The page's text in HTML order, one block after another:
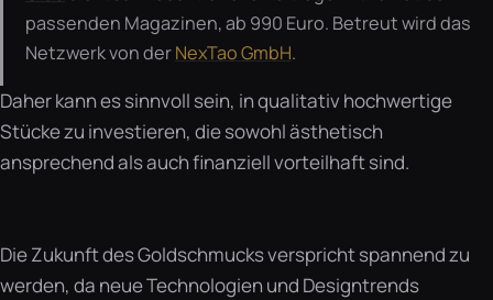
passenden Magazinen, ab 990 Euro. Betreut wird das
Netzwerk von derNexTao GmbH.
Daher kann es sinnvoll sein, in qualitativ hochwertige
Stücke zu investieren, die sowohl ästhetisch
ansprechend als auch finanziell vorteilhaft sind.
Die Zukunft des Goldschmucks verspricht spannend zu
werden, da neue Technologien und Designtrends